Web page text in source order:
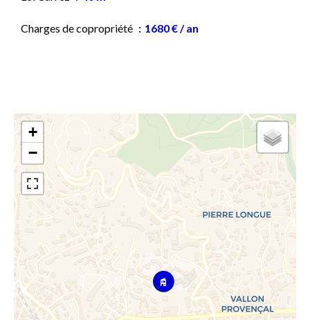
Charges de copropriété 1680 € / an
+
−